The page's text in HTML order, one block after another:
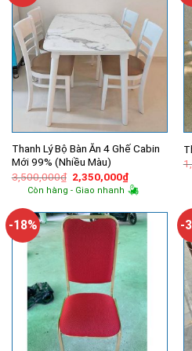
Thanh Lý Bộ Bàn Ăn 4 Ghế Cabin
Mới 99% (Nhiều Màu)
3,500,000₫ Giá
gốc
là:
2,350,000₫Giá
hiện
tại
2,350,000₫.
Còn hàng - Giao nhanh
-18% -